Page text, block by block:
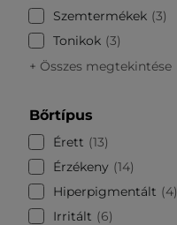
Szemtermékek 3
Tonikok 3
+ Összes megtekintése
Bőrtípus
Érett
13
Érzékeny
14
Hiperpigmentált
4
Irritált
6